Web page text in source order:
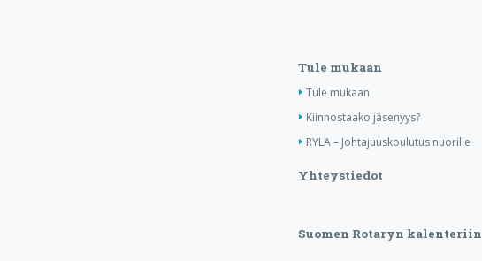
Tule mukaan
Tule mukaan
Kiinnostaako jäsenyys?
RYLA – Johtajuuskoulutus nuorille
Yhteystiedot
Suomen Rotaryn kalenteriin